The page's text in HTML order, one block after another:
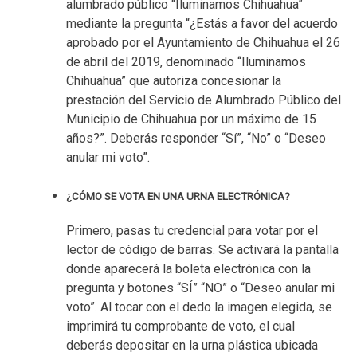
alumbrado público “Iluminamos Chihuahua”
mediante la pregunta “¿Estás a favor del acuerdo
aprobado por el Ayuntamiento de Chihuahua el 26
de abril del 2019, denominado “Iluminamos
Chihuahua” que autoriza concesionar la
prestación del Servicio de Alumbrado Público del
Municipio de Chihuahua por un máximo de 15
años?”. Deberás responder “Sí”, “No” o “Deseo
anular mi voto”.
¿CÓMO SE VOTA EN UNA URNA ELECTRÓNICA?
Primero, pasas tu credencial para votar por el
lector de código de barras. Se activará la pantalla
donde aparecerá la boleta electrónica con la
pregunta y botones “SÍ” “NO” o “Deseo anular mi
voto”. Al tocar con el dedo la imagen elegida, se
imprimirá tu comprobante de voto, el cual
deberás depositar en la urna plástica ubicada